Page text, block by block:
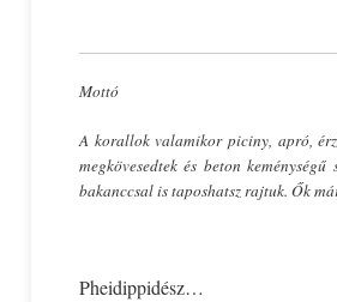
Mottó
A korallok valamikor piciny, apró,
megkövesedtek és beton
bakanccsal is taposhatsz rajtuk. Ők
Pheidippidész…